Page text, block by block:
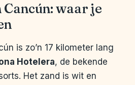
waar je
is zo’n 17 kilometer lang
Hotelera, de bekende
Het zand is wit en